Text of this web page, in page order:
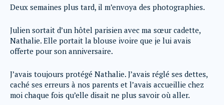
Deux semaines plus tard, il m’envoya des photographies.
Julien sortait d’un hôtel parisien avec ma sœur cadette,
Nathalie. Elle portait la blouse ivoire que je lui avais
offerte pour son anniversaire.
J’avais toujours protégé Nathalie. J’avais réglé ses dettes,
caché ses erreurs à nos parents et l’avais accueillie chez
moi chaque fois qu’elle disait ne plus savoir où aller.